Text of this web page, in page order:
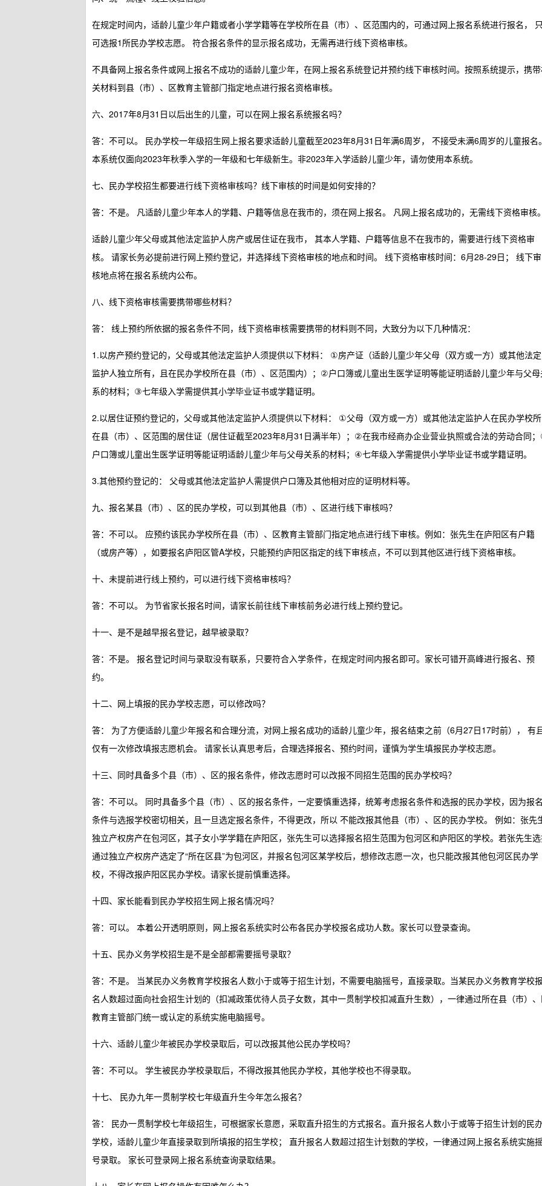
在规定时间内，适龄儿童少年户籍或者小学学籍等在学校所在县（市）、区范围内的，可通过网上报名系统进行报名，
可选报1所民办学校志愿。 符合报名条件的显示报名成功，无需再进行线下资格审核。
不具备网上报名条件或网上报名不成功的适龄儿童少年，在网上报名系统登记并预约线下审核时间。按照系统提示，携
关材料到县（市）、区教育主管部门指定地点进行报名资格审核。
六、2017年8月31日以后出生的儿童，可以在网上报名系统报名吗？
答：不可以。 民办学校一年级招生网上报名要求适龄儿童截至2023年8月31日年满6周岁， 不接受未满6周岁的儿童报名
本系统仅面向2023年秋季入学的一年级和七年级新生。非2023年入学适龄儿童少年，请勿使用本系统。
七、民办学校招生都要进行线下资格审核吗？线下审核的时间是如何安排的？
答：不是。 凡适龄儿童少年本人的学籍、户籍等信息在我市的，须在网上报名。 凡网上报名成功的，无需线下资格审核
适龄儿童少年父母或其他法定监护人房产或居住证在我市， 其本人学籍、户籍等信息不在我市的，需要进行线下资格审
核。 请家长务必提前进行网上预约登记，并选择线下资格审核的地点和时间。 线下资格审核时间：6月28-29日； 线下审
核地点将在报名系统内公布。
八、线下资格审核需要携带哪些材料？
答： 线上预约所依据的报名条件不同，线下资格审核需要携带的材料则不同，大致分为以下几种情况：
1.以房产预约登记的，父母或其他法定监护人须提供以下材料： ①房产证（适龄儿童少年父母（双方或一方）或其他法定
监护人独立所有，且在民办学校所在县（市）、区范围内）；②户口簿或儿童出生医学证明等能证明适龄儿童少年与父
系的材料；③七年级入学需提供其小学毕业证书或学籍证明。
2.以居住证预约登记的，父母或其他法定监护人须提供以下材料： ①父母（双方或一方）或其他法定监护人在民办学校所
在县（市）、区范围的居住证（居住证截至2023年8月31日满半年）；②在我市经商办企业营业执照或合法的劳动合同
户口簿或儿童出生医学证明等能证明适龄儿童少年与父母关系的材料；④七年级入学需提供小学毕业证书或学籍证明。
3.其他预约登记的： 父母或其他法定监护人需提供户口簿及其他相对应的证明材料等。
九、报名某县（市）、区的民办学校，可以到其他县（市）、区进行线下审核吗？
答：不可以。 应预约该民办学校所在县（市）、区教育主管部门指定地点进行线下审核。例如：张先生在庐阳区有户籍
（或房产等），如要报名庐阳区管A学校，只能预约庐阳区指定的线下审核点，不可以到其他区进行线下资格审核。
十、未提前进行线上预约，可以进行线下资格审核吗？
答：不可以。 为节省家长报名时间，请家长前往线下审核前务必进行线上预约登记。
十一、是不是越早报名登记，越早被录取？
答：不是。 报名登记时间与录取没有联系，只要符合入学条件，在规定时间内报名即可。家长可错开高峰进行报名、预
约。
十二、网上填报的民办学校志愿，可以修改吗？
答： 为了方便适龄儿童少年报名和合理分流，对网上报名成功的适龄儿童少年，报名结束之前（6月27日17时前）， 有
仅有一次修改填报志愿机会。 请家长认真思考后，合理选择报名、预约时间，谨慎为学生填报民办学校志愿。
十三、同时具备多个县（市）、区的报名条件，修改志愿时可以改报不同招生范围的民办学校吗？
答：不可以。 同时具备多个县（市）、区的报名条件，一定要慎重选择，统筹考虑报名条件和选报的民办学校，因为报
条件与选报学校密切相关，且一旦选定报名条件，不得更改，所以 不能改报其他县（市）、区的民办学校。 例如：张先
独立产权房产在包河区，其子女小学学籍在庐阳区，张先生可以选择报名招生范围为包河区和庐阳区的学校。若张先生
通过独立产权房产选定了“所在区县”为包河区，并报名包河区某学校后，想修改志愿一次，也只能改报其他包河区民办学
校，不得改报庐阳区民办学校。请家长提前慎重选择。
十四、家长能看到民办学校招生网上报名情况吗？
答：可以。 本着公开透明原则，网上报名系统实时公布各民办学校报名成功人数。家长可以登录查询。
十五、民办义务学校招生是不是全部都需要摇号录取？
答：不是。 当某民办义务教育学校报名人数小于或等于招生计划，不需要电脑摇号，直接录取。当某民办义务教育学校
名人数超过面向社会招生计划的（扣减政策优待人员子女数，其中一贯制学校扣减直升生数），一律通过所在县（市）
教育主管部门统一或认定的系统实施电脑摇号。
十六、适龄儿童少年被民办学校录取后，可以改报其他公民办学校吗？
答：不可以。 学生被民办学校录取后，不得改报其他民办学校，其他学校也不得录取。
十七、 民办九年一贯制学校七年级直升生今年怎么报名？
答： 民办一贯制学校七年级招生，可根据家长意愿，采取直升招生的方式报名。直升报名人数小于或等于招生计划的民
学校，适龄儿童少年直接录取到所填报的招生学校； 直升报名人数超过招生计划数的学校，一律通过网上报名系统实施
号录取。 家长可登录网上报名系统查询录取结果。